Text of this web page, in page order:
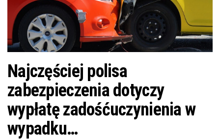
Najczęściej polisa
zabezpieczenia dotyczy
wypłatę zadośćuczynienia w
wypadku…